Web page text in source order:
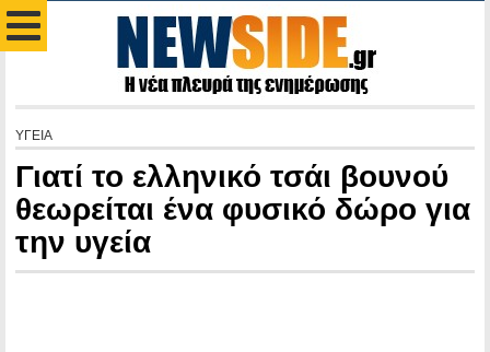
ΥΓΕΙΑ
Γιατί το ελληνικό τσάι βουνού
θεωρείται ένα φυσικό δώρο για
την υγεία